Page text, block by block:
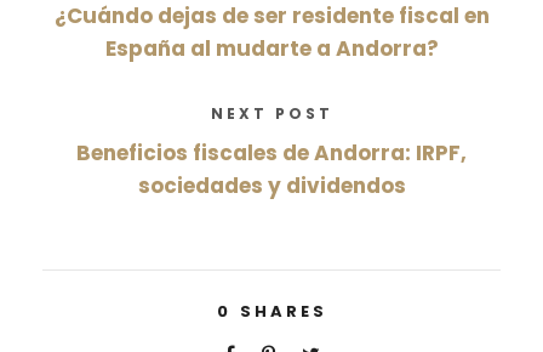
¿Cuándo dejas de ser residente fiscal en
España al mudarte a Andorra?
NEXT POST
Beneficios fiscales de Andorra: IRPF,
sociedades y dividendos
0 SHARES